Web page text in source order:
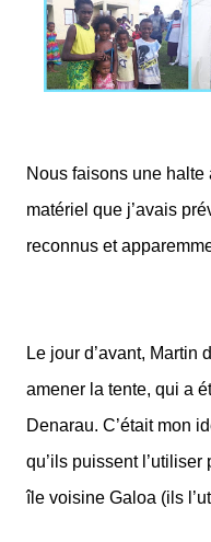
Nous faisons une
matériel que j’avais
reconnus et
Le jour d’avant, Martin
amener la tente, qui a
Denarau. C’était mon
qu’ils puissent
île voisine Galoa (ils